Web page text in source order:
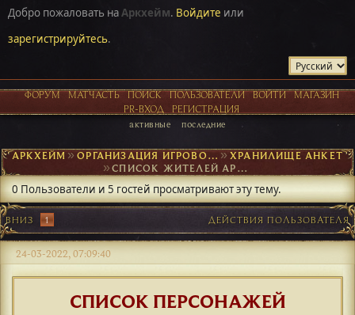
Добро пожаловать наАркхейм. Войдите или
зарегистрируйтесь.
ФОРУМ МАТЧАСТЬ ПОИСК ПОЛЬЗОВАТЕЛИ ВОЙТИ
МАГАЗИН
PR-ВХОД
РЕГИСТРАЦИЯ
активные последние
АРКХЕЙМ► ОРГАНИЗАЦИЯ ИГРОВОГО ПРОЦЕССА ►ХРАНИЛИЩЕ АНКЕТ
► СПИСОК ЖИТЕЛЕЙ АРКХЕЙМА
0 Пользователи и 5 гостей просматривают эту тему.
ВНИЗ 1 ДЕЙСТВИЯ ПОЛЬЗОВАТЕЛЯ
24-03-2022, 07:09:40
СПИСОК ПЕРСОНАЖЕЙ